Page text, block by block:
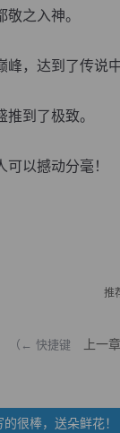
之入神。
，达到了传说
到了极致。
以撼动分毫！
推
（← 快捷键 上一章
的很棒，送朵鲜花！